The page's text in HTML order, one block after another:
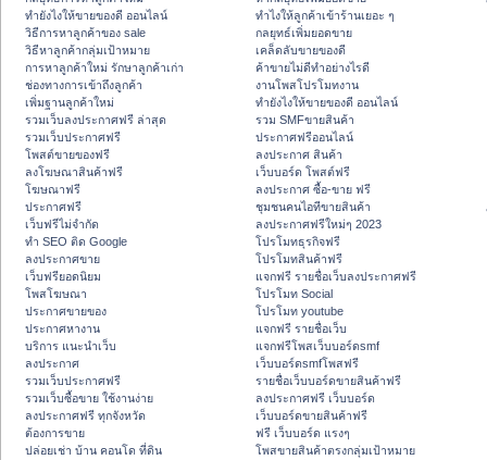
ทํายังไงให้ขายของดี ออนไลน์
วิธีการหาลูกค้าของ sale
วิธีหาลูกค้ากลุ่มเป้าหมาย
การหาลูกค้าใหม่ รักษาลูกค้าเก่า
ช่องทางการเข้าถึงลูกค้า
เพิ่มฐานลูกค้าใหม่
รวมเว็บลงประกาศฟรี ล่าสุด
รวมเว็บประกาศฟรี
โพสต์ขายของฟรี
ลงโฆษณาสินค้าฟรี
โฆษณาฟรี
ประกาศฟรี
เว็บฟรีไม่จำกัด
ทำ SEO ติด Google
ลงประกาศขาย
เว็บฟรียอดนิยม
โพสโฆษณา
ประกาศขายของ
ประกาศหางาน
บริการ แนะนำเว็บ
ลงประกาศ
รวมเว็บประกาศฟรี
รวมเว็บซื้อขาย ใช้งานง่าย
ลงประกาศฟรี ทุกจังหวัด
ต้องการขาย
ปล่อยเช่า บ้าน คอนโด ที่ดิน
ทําไงให้ลูกค้าเข้าร้านเยอะ ๆ
กลยุทธ์เพิ่มยอดขาย
เคล็ดลับขายของดี
ค้าขายไม่ดีทำอย่างไรดี
งานโพสโปรโมทงาน
ทํายังไงให้ขายของดี ออนไลน์
รวม SMFขายสินค้า
ประกาศฟรีออนไลน์
ลงประกาศ สินค้า
เว็บบอร์ด โพสต์ฟรี
ลงประกาศ ซื้อ-ขาย ฟรี
ชุมชนคนไอทีขายสินค้า
ลงประกาศฟรีใหม่ๆ 2023
โปรโมทธุรกิจฟรี
โปรโมทสินค้าฟรี
แจกฟรี รายชื่อเว็บลงประกาศฟรี
โปรโมท Social
โปรโมท youtube
แจกฟรี รายชื่อเว็บ
แจกฟรีโพสเว็บบอร์ดsmf
เว็บบอร์ดsmfโพสฟรี
รายชื่อเว็บบอร์ดขายสินค้าฟรี
ลงประกาศฟรี เว็บบอร์ด
เว็บบอร์ดขายสินค้าฟรี
ฟรี เว็บบอร์ด แรงๆ
โพสขายสินค้าตรงกลุ่มเป้าหมาย